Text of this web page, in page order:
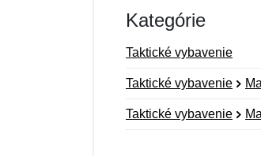
Kategórie
Taktické vybavenie
Taktické vybavenie
Taktické vybavenie